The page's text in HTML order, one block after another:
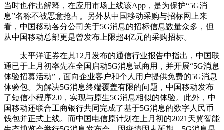
当时也作出解释，在应用市场上线该App，是为保护“5G消
息”名称不被恶意抢占。另外从中国移动采购与招标网上来
看，中国移动各分公司关于5G消息的招标信息数量众多，但
从中国移动总部更是曾发布上限超4亿元的采购招标。
太平洋证券在其12月发布的通信行业报告中指出，中国联
通已于上月初率先在全国启动5G消息试商用，并开展“5G消息
体验招募活动”，面向企业客户和个人用户提供免费的5G消息
体验包。为解决5G消息终端覆盖有限的问题，中国移动发布
了短信小程序2.0，实现与原生5G消息相似的体验。此外，中
国移动还联合工商银行共同完成了基于5G消息的数字人民币
钱包并正式上线。而中国电信原计划在上月初的2021天翼智能